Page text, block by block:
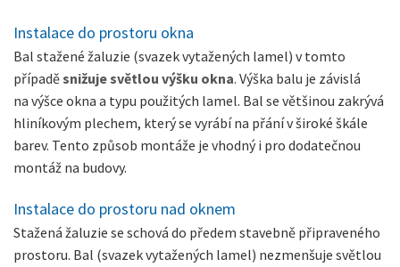
Instalace do prostoru okna
Bal stažené žaluzie (svazek vytažených lamel) v tomto
případěsnižuje světlou výšku okna. Výška balu je závislá
na výšce okna a typu použitých lamel. Bal se většinou zakrývá
hliníkovým plechem, který se vyrábí na přání v široké škále
barev. Tento způsob montáže je vhodný i pro dodatečnou
montáž na budovy.
Instalace do prostoru nad oknem
Stažená žaluzie se schová do předem stavebně připraveného
prostoru. Bal (svazek vytažených lamel) nezmenšuje světlou